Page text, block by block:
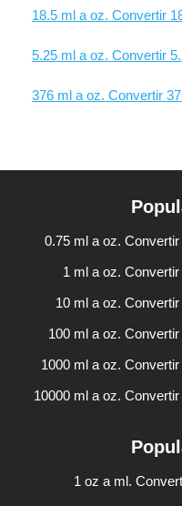
18.5 ml a oz. Convertir
5.25 ml a oz. Convertir
376 ml a oz. Convertir
0.75 ml a oz.
1 ml a oz.
10 ml a oz.
100 ml a oz.
1000 ml a oz.
10000 ml a oz.
1 oz a ml.